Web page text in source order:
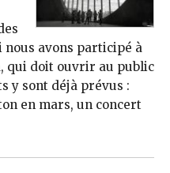
nous avons participé à
qui doit ouvrir au public
y sont déjà prévus :
en mars, un concert